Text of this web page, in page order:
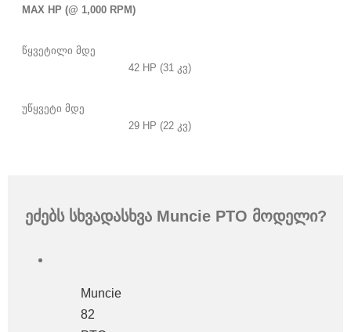
MAX HP (@ 1,000 RPM)
წყვეტილი მდე
42 HP (31 კვ)
უწყვეტი მდე
29 HP (22 კვ)
ეძებს სხვადასხვა Muncie PTO მოდელი?
Muncie
82